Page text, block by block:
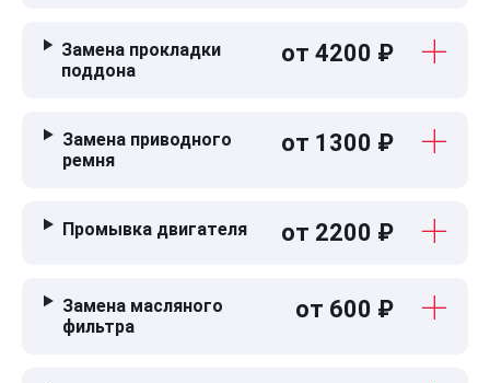
Замена прокладки
поддона
от 4200 ₽
Замена приводного
ремня
от 1300 ₽
Промывка двигателя от 2200 ₽
Замена масляного
фильтра
от 600 ₽